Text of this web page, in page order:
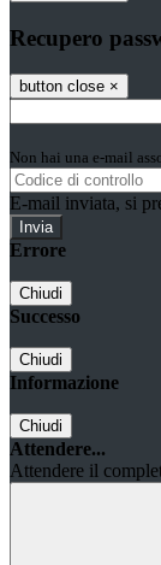
Recupero
button close ×
Non hai una e-mail
E-mail inviata, si
Errore
Chiudi
Successo
Chiudi
Informazione
Chiudi
Attendere...
Attendere il